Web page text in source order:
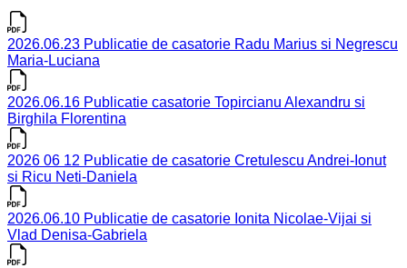
2026.06.23 Publicatie de casatorie Radu Marius si Negrescu
Maria-Luciana
2026.06.16 Publicatie casatorie Topircianu Alexandru si
Birghila Florentina
2026 06 12 Publicatie de casatorie Cretulescu Andrei-Ionut
si Ricu Neti-Daniela
2026.06.10 Publicatie de casatorie Ionita Nicolae-Vijai si
Vlad Denisa-Gabriela